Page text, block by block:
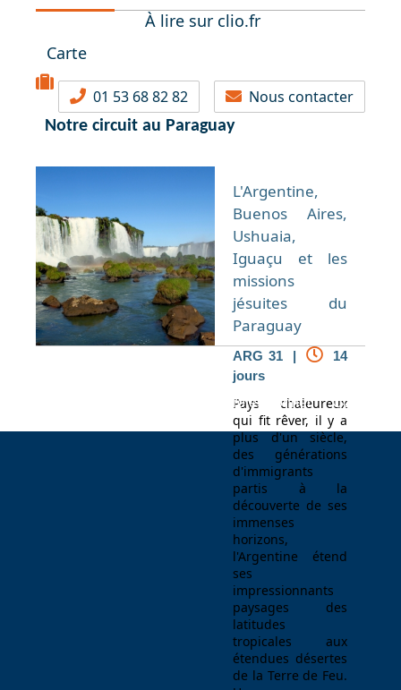
À lire sur clio.fr
Carte
01 53 68 82 82 Nous contacter
Notre circuit au Paraguay
L'Argentine,
Buenos Aires,
Ushuaia,
Iguaçu et les
missions
jésuites du
Paraguay
ARG 31 |
14
jours
Pays chaleureux
qui fit rêver, il y a
plus d'un siècle,
des générations
d'immigrants
partis à la
découverte de ses
immenses
horizons,
l'Argentine étend
ses
impressionnants
paysages des
latitudes
tropicales aux
étendues désertes
de la Terre de Feu.
Espace professionnel Contact